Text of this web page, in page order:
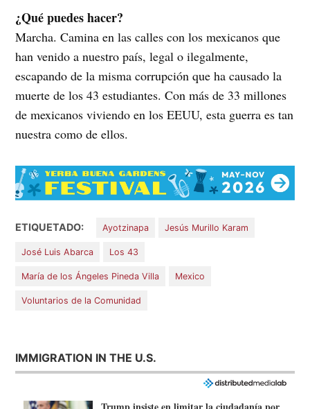
¿Qué puedes hacer?
Marcha. Camina en las calles con los mexicanos que
han venido a nuestro país, legal o ilegalmente,
escapando de la misma corrupción que ha causado la
muerte de los 43 estudiantes. Con más de 33 millones
de mexicanos viviendo en los EEUU, esta guerra es tan
nuestra como de ellos.
ETIQUETADO: Ayotzinapa Jesús Murillo Karam
José Luis Abarca Los 43
María de los Ángeles Pineda Villa Mexico
Voluntarios de la Comunidad
IMMIGRATION IN THE U.S.